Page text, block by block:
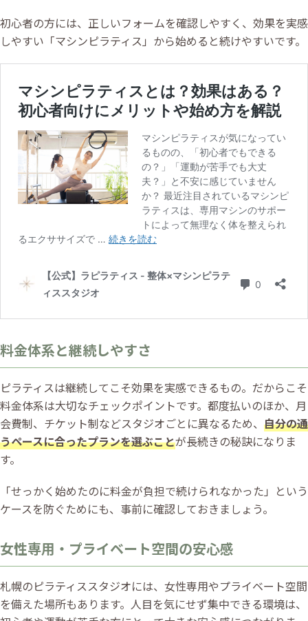
初心者の方には、正しいフォームを確認しやすく、効果を実感
しやすい「マシンピラティス」から始めると続けやすいです。
料金体系と継続しやすさ
ピラティスは継続してこそ効果を実感できるもの。だからこそ
料金体系は大切なチェックポイントです。都度払いのほか、月
会費制、チケット制などスタジオごとに異なるため、 自分の通
うペースに合ったプランを選ぶことが長続きの秘訣になりま
す。
「せっかく始めたのに料金が負担で続けられなかった」という
ケースを防ぐためにも、事前に確認しておきましょう。
女性専用・プライベート空間の安心感
札幌のピラティススタジオには、女性専用やプライベート空間
を備えた場所もあります。人目を気にせず集中できる環境は、